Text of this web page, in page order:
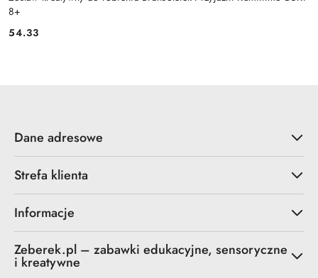
8+
Cena:
54.33
Dane adresowe
Strefa klienta
Informacje
Zeberek.pl – zabawki edukacyjne, sensoryczne
i kreatywne